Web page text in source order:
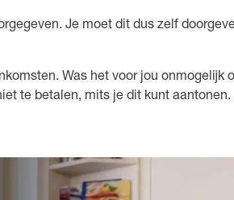
Je moet dit dus zelf
Was het voor jou onmogelijk
te betalen, mits je dit kunt aantonen.